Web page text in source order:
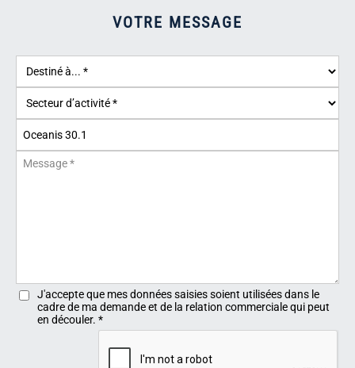
VOTRE MESSAGE
J'accepte que mes données saisies soient utilisées dans le
cadre de ma demande et de la relation commerciale qui peut
en découler. *